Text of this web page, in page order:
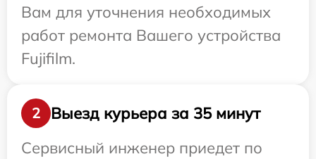
Вам для уточнения необходимых
работ ремонта Вашего устройства
Fujifilm.
2
Выезд курьера за 35 минут
Сервисный инженер приедет по